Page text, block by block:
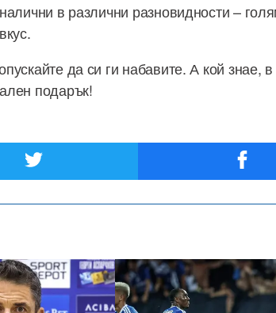
в различни разновидности –
да си ги набавите. А кой
подарък!